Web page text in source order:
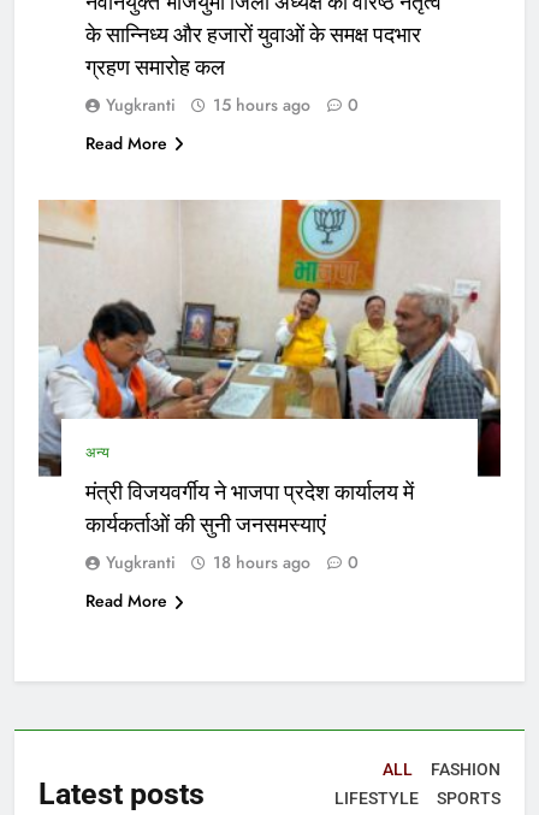
के सान्निध्य और हजारों युवाओं के समक्ष पदभार
ग्रहण समारोह कल
Yugkranti 15 hours ago
0
Read More
अन्य
मंत्री विजयवर्गीय ने भाजपा प्रदेश कार्यालय में
कार्यकर्ताओं की सुनी जनसमस्याएं
Yugkranti 18 hours ago
0
Read More
Latest posts
ALL
FASHION
LIFESTYLE
SPORTS